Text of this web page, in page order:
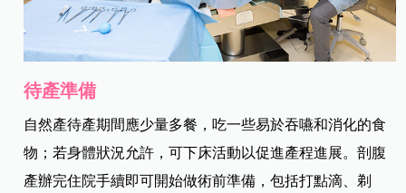
待產準備
自然產待產期間應少量多餐，吃一些易於吞嚥和消化的食
物；若身體狀況允許，可下床活動以促進產程進展。剖腹
產辦完住院手續即可開始做術前準備，包括打點滴、剃